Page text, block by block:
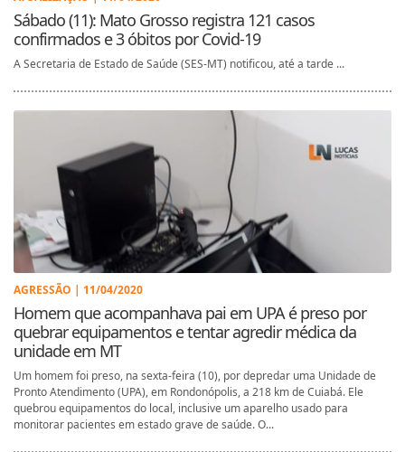
Sábado (11): Mato Grosso registra 121 casos
confirmados e 3 óbitos por Covid-19
A Secretaria de Estado de Saúde (SES-MT) notificou, até a tarde ...
AGRESSÃO | 11/04/2020
Homem que acompanhava pai em UPA é preso por
quebrar equipamentos e tentar agredir médica da
unidade em MT
Um homem foi preso, na sexta-feira (10), por depredar uma Unidade de
Pronto Atendimento (UPA), em Rondonópolis, a 218 km de Cuiabá. Ele
quebrou equipamentos do local, inclusive um aparelho usado para
monitorar pacientes em estado grave de saúde. O...